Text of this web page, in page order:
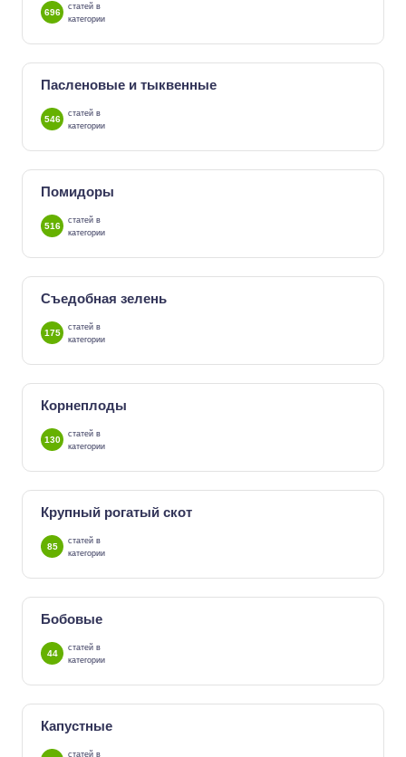
696
статей в
категории
Пасленовые и тыквенные
546
статей в
категории
Помидоры
516
статей в
категории
Съедобная зелень
175
статей в
категории
Корнеплоды
130
статей в
категории
Крупный рогатый скот
85
статей в
категории
Бобовые
44
статей в
категории
Капустные
статей в